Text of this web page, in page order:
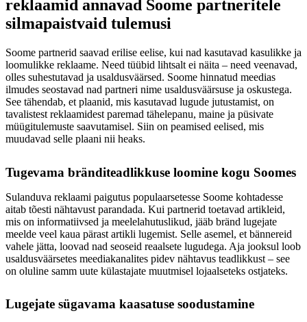
reklaamid annavad Soome partneritele
silmapaistvaid tulemusi
Soome partnerid saavad erilise eelise, kui nad kasutavad kasulikke ja
loomulikke reklaame. Need tüübid lihtsalt ei näita – need veenavad,
olles suhestutavad ja usaldusväärsed. Soome hinnatud meedias
ilmudes seostavad nad partneri nime usaldusväärsuse ja oskustega.
See tähendab, et plaanid, mis kasutavad lugude jutustamist, on
tavalistest reklaamidest paremad tähelepanu, maine ja püsivate
müügitulemuste saavutamisel. Siin on peamised eelised, mis
muudavad selle plaani nii heaks.
Tugevama bränditeadlikkuse loomine kogu Soomes
Sulanduva reklaami paigutus populaarsetesse Soome kohtadesse
aitab tõesti nähtavust parandada. Kui partnerid toetavad artikleid,
mis on informatiivsed ja meelelahutuslikud, jääb bränd lugejate
meelde veel kaua pärast artikli lugemist. Selle asemel, et bännereid
vahele jätta, loovad nad seoseid reaalsete lugudega. Aja jooksul loob
usaldusväärsetes meediakanalites pidev nähtavus teadlikkust – see
on oluline samm uute külastajate muutmisel lojaalseteks ostjateks.
Lugejate sügavama kaasatuse soodustamine